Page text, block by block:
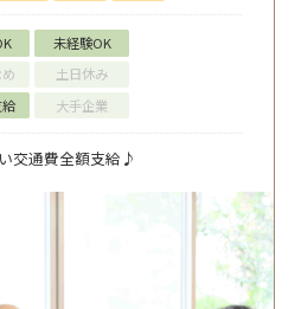
未経験OK
土日休み
大手企業
交通費全額支給♪